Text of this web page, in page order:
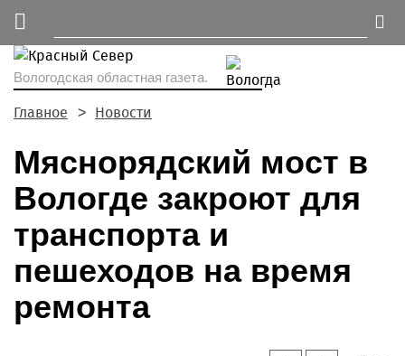
Вологодская областная газета.
Главное Новости
Мяснорядский мост в
Вологде закроют для
транспорта и
пешеходов на время
ремонта